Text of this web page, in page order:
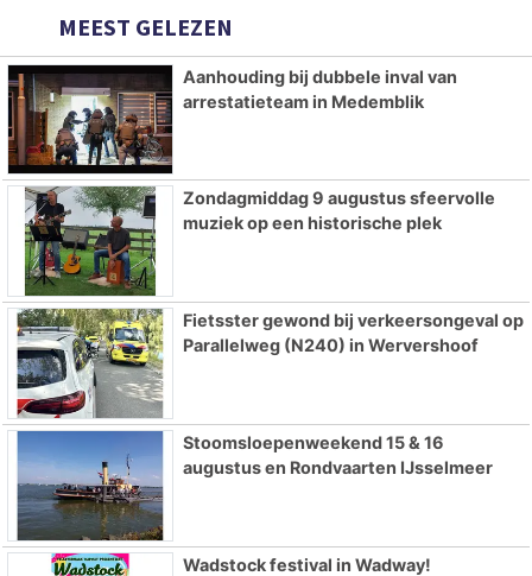
MEEST GELEZEN
Aanhouding bij dubbele inval van
arrestatieteam in Medemblik
Zondagmiddag 9 augustus sfeervolle
muziek op een historische plek
Fietsster gewond bij verkeersongeval op
Parallelweg (N240) in Wervershoof
Stoomsloepenweekend 15 & 16
augustus en Rondvaarten IJsselmeer
Wadstock festival in Wadway!